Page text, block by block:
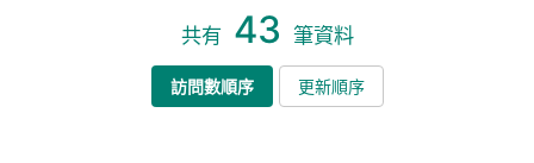
共有 43 筆資料
訪問數順序 更新順序